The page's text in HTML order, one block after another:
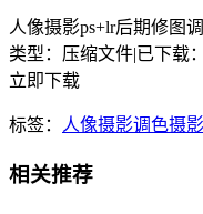
人像摄影ps+lr后期修图
类型：压缩文件|已下载
立即下载
标签： 人像摄影调色摄
相关推荐